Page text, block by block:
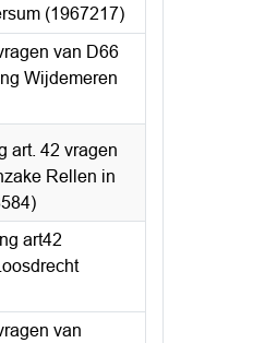
(1967217)
van D66
Wijdemeren
art. 42 vragen
Rellen in
art42
van